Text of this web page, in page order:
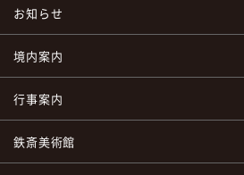
お知らせ
境内案内
行事案内
鉄斎美術館